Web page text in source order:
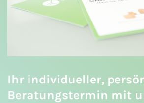
Ihr individueller,
Beratungstermin mit